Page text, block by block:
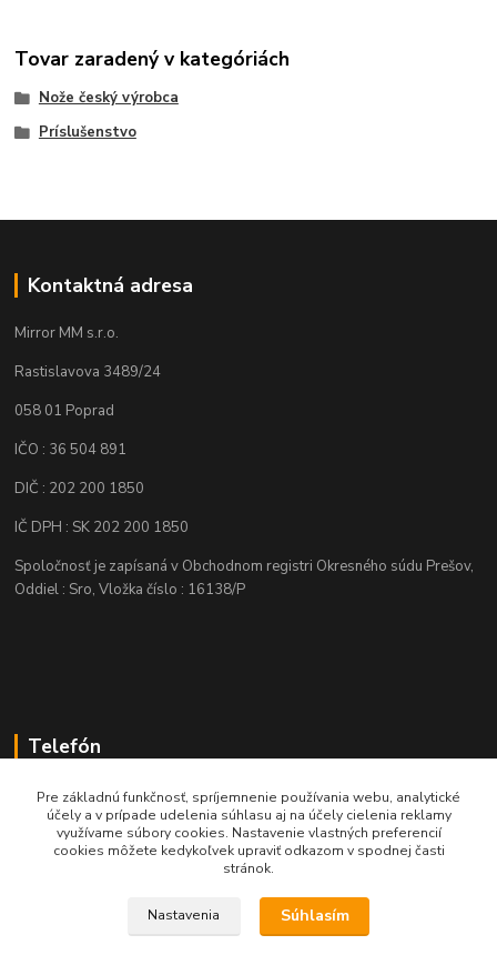
Tovar zaradený v kategóriách
Nože český výrobca
Príslušenstvo
Kontaktná adresa
Mirror MM s.r.o.
Rastislavova 3489/24
058 01 Poprad
IČO : 36 504 891
DIČ : 202 200 1850
IČ DPH : SK 202 200 1850
Spoločnosť je zapísaná v Obchodnom registri Okresného súdu Prešov,
Oddiel : Sro, Vložka číslo : 16138/P
Telefón
+421 905 622 625
obchod@nozeplus.sk
Pre základnú funkčnosť, spríjemnenie používania webu, analytické
účely a v prípade udelenia súhlasu aj na účely cielenia reklamy
využívame súbory cookies. Nastavenie vlastných preferencií
cookies môžete kedykoľvek upraviť odkazom v spodnej časti
stránok.
Nastavenia Súhlasím